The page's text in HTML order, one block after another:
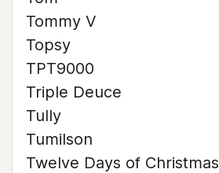
Tommy V
Topsy
TPT9000
Triple Deuce
Tully
Tumilson
Twelve Days of Christmas